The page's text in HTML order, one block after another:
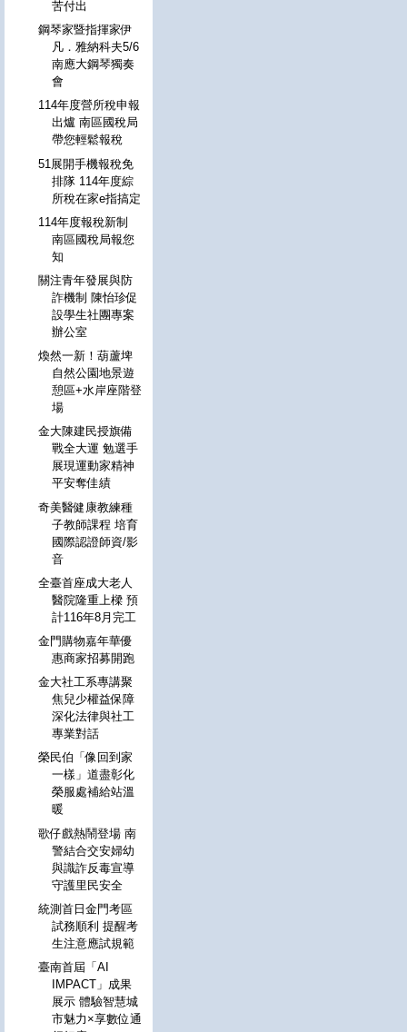
苦付出
鋼琴家暨指揮家伊
凡．雅納科夫5/6
南應大鋼琴獨奏
會
114年度營所稅申報
出爐 南區國稅局
帶您輕鬆報稅
51展開手機報稅免
排隊 114年度綜
所稅在家e指搞定
114年度報稅新制
南區國稅局報您
知
關注青年發展與防
詐機制 陳怡珍促
設學生社團專案
辦公室
煥然一新！葫蘆埤
自然公園地景遊
憩區+水岸座階登
場
金大陳建民授旗備
戰全大運 勉選手
展現運動家精神
平安奪佳績
奇美醫健康教練種
子教師課程 培育
國際認證師資/影
音
全臺首座成大老人
醫院隆重上樑 預
計116年8月完工
金門購物嘉年華優
惠商家招募開跑
金大社工系專講聚
焦兒少權益保障
深化法律與社工
專業對話
榮民伯「像回到家
一樣」道盡彰化
榮服處補給站溫
暖
歌仔戲熱鬧登場 南
警結合交安婦幼
與識詐反毒宣導
守護里民安全
統測首日金門考區
試務順利 提醒考
生注意應試規範
臺南首屆「AI
IMPACT」成果
展示 體驗智慧城
市魅力×享數位通